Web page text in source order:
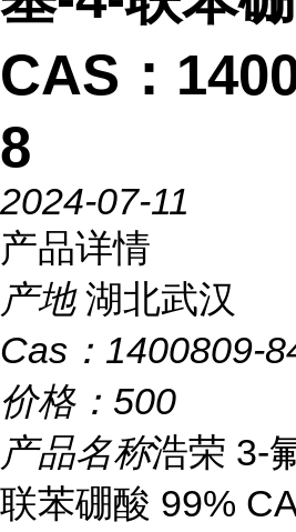
CAS：
8
2024-07-11
产品详情
产地 湖北武汉
Cas： 1400809-
价格： 500
产品名称浩荣 3-
联苯硼酸 99%